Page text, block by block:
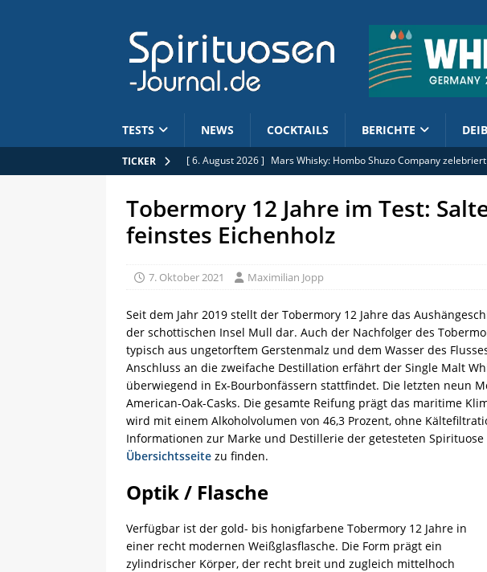
TESTS NEWS COCKTAILS BERICHTE
TICKER [ 6. August 2026 ] Mars Whisky: Hombo Shuzo Company
[ 6. August 2026 ] Jobs: Commercial Brand Ambassador Ian
[ 5. August 2026 ] Limitiert: Rhum Clément enthüllt 2026er Cask
[ 7. August 2026 ]
Tobermory 12 Jahre im Test:
feinstes Eichenholz
7. Oktober 2021 Maximilian Jopp
Seit dem Jahr 2019 stellt der Tobermory 12 Jahre das
der schottischen Insel Mull dar. Auch der Nachfolger des
typisch aus ungetorftem Gerstenmalz und dem Wasser des
Anschluss an die zweifache Destillation erfährt der Single Malt
überwiegend in Ex-Bourbonfässern stattfindet. Die letzten neun
American-Oak-Casks. Die gesamte Reifung prägt das maritime
wird mit einem Alkoholvolumen von 46,3 Prozent, ohne
Informationen zur Marke und Destillerie der getesteten
Übersichtsseite zu finden.
Optik / Flasche
Verfügbar ist der gold- bis honigfarbene Tobermory 12 Jahre in
einer recht modernen Weißglasflasche. Die Form prägt ein
zylindrischer Körper, der recht breit und zugleich mittelhoch